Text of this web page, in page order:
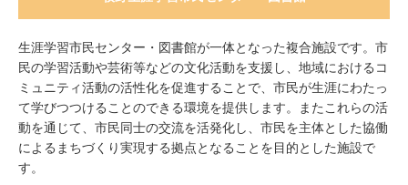
生涯学習市民センター・図書館が一体となった複合施設です。市
民の学習活動や芸術等などの文化活動を支援し、地域におけるコ
ミュニティ活動の活性化を促進することで、市民が生涯にわたっ
て学びつつけることのできる環境を提供します。またこれらの活
動を通じて、市民同士の交流を活発化し、市民を主体とした協働
によるまちづくり実現する拠点となることを目的とした施設で
す。